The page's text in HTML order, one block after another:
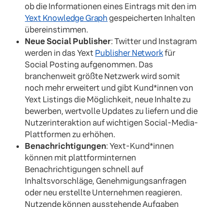
ob die Informationen eines Eintrags mit den im
Yext Knowledge Graphgespeicherten Inhalten
übereinstimmen.
Neue Social Publisher: Twitter und Instagram
werden in das Yext Publisher Networkfür
Social Posting aufgenommen. Das
branchenweit größte Netzwerk wird somit
noch mehr erweitert und gibt Kund*innen von
Yext Listings die Möglichkeit, neue Inhalte zu
bewerben, wertvolle Updates zu liefern und die
Nutzerinteraktion auf wichtigen Social-Media-
Plattformen zu erhöhen.
Benachrichtigungen: Yext-Kund*innen
können mit plattforminternen
Benachrichtigungen schnell auf
Inhaltsvorschläge, Genehmigungsanfragen
oder neu erstellte Unternehmen reagieren.
Nutzende können ausstehende Aufgaben